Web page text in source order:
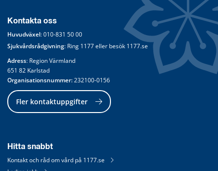
Kontakta oss
Huvudväxel: 010-831 50 00
Sjukvårdsrådgivning: Ring 1177 eller besök 1177.se
Adress: Region Värmland
651 82 Karlstad
Organisationsnummer: 232100-0156
Fler kontaktuppgifter
Hitta snabbt
Kontakt och råd om vård på 1177.se